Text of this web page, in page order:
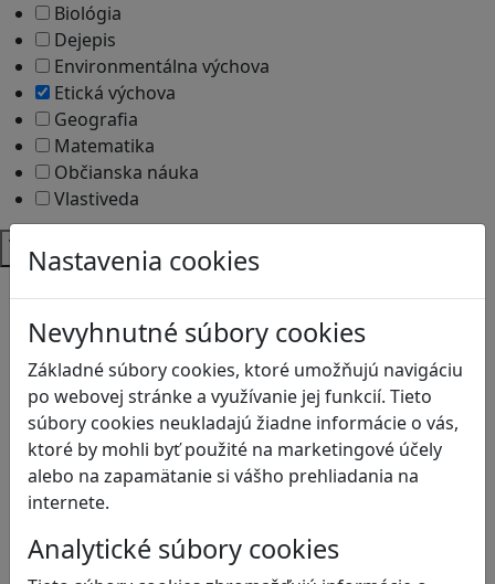
Nastavenia cookies
Nevyhnutné súbory cookies
Základné súbory cookies, ktoré umožňujú navigáciu
po webovej stránke a využívanie jej funkcií. Tieto
súbory cookies neukladajú žiadne informácie o vás,
ktoré by mohli byť použité na marketingové účely
alebo na zapamätanie si vášho prehliadania na
internete.
Analytické súbory cookies
Biológia
Dejepis
Environmentálna výchova
Etická výchova
Geografia
Matematika
Občianska náuka
Vlastiveda
Témy
Digitálna rovnováha
Ekológia
Globálne vzdelávanie
Kreativita
Kritické myslenie
Kyberšikana
Logické myslenie
Motorika a koncentrácia